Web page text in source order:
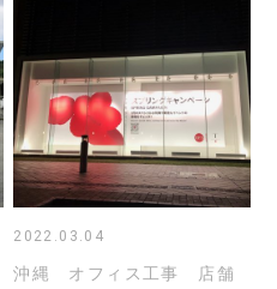
2022.03.04
沖縄 オフィス工事 店舗